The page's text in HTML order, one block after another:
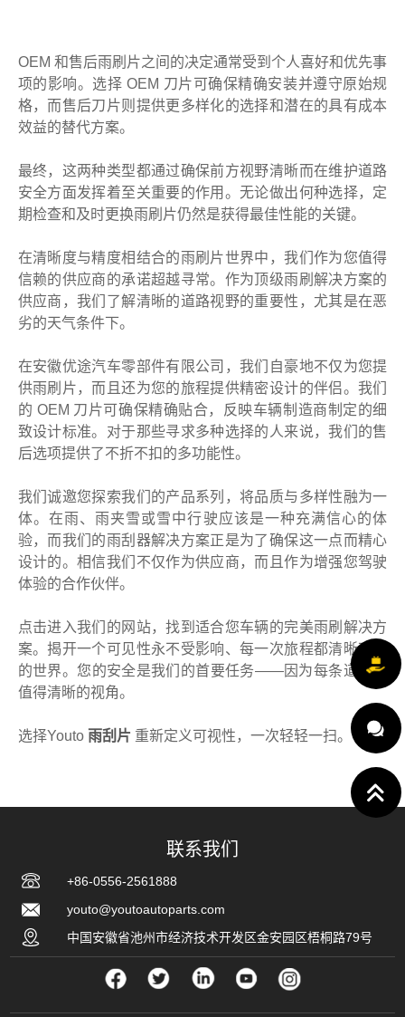
OEM 和售后雨刷片之间的决定通常受到个人喜好和优先事
项的影响。选择 OEM 刀片可确保精确安装并遵守原始规
格，而售后刀片则提供更多样化的选择和潜在的具有成本
效益的替代方案。
最终，这两种类型都通过确保前方视野清晰而在维护道路
安全方面发挥着至关重要的作用。无论做出何种选择，定
期检查和及时更换雨刷片仍然是获得最佳性能的关键。
在清晰度与精度相结合的雨刷片世界中，我们作为您值得
信赖的供应商的承诺超越寻常。作为顶级雨刷解决方案的
供应商，我们了解清晰的道路视野的重要性，尤其是在恶
劣的天气条件下。
在安徽优途汽车零部件有限公司，我们自豪地不仅为您提
供雨刷片，而且还为您的旅程提供精密设计的伴侣。我们
的 OEM 刀片可确保精确贴合，反映车辆制造商制定的细
致设计标准。对于那些寻求多种选择的人来说，我们的售
后选项提供了不折不扣的多功能性。
我们诚邀您探索我们的产品系列，将品质与多样性融为一
体。在雨、雨夹雪或雪中行驶应该是一种充满信心的体
验，而我们的雨刮器解决方案正是为了确保这一点而精心
设计的。相信我们不仅作为供应商，而且作为增强您驾驶
体验的合作伙伴。
点击进入我们的网站，找到适合您车辆的完美雨刷解决方
案。揭开一个可见性永不受影响、每一次旅程都清晰可见
的世界。您的安全是我们的首要任务——因为每条道路都
值得清晰的视角。
选择Youto 雨刮片 重新定义可视性，一次轻轻一扫。
联系我们
+86-0556-2561888
youto@youtoautoparts.com
中国安徽省池州市经济技术开发区金安园区梧桐路79号